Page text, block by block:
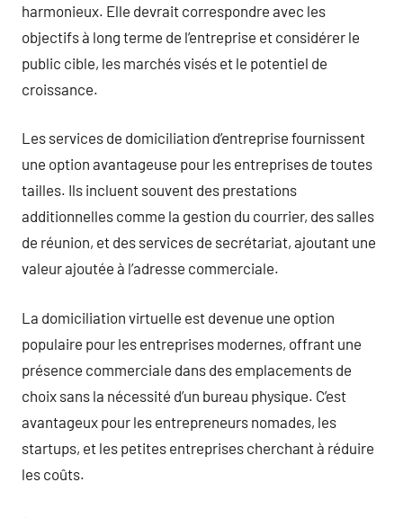
harmonieux. Elle devrait correspondre avec les
objectifs à long terme de l’entreprise et considérer le
public cible, les marchés visés et le potentiel de
croissance.
Les services de domiciliation d’entreprise fournissent
une option avantageuse pour les entreprises de toutes
tailles. Ils incluent souvent des prestations
additionnelles comme la gestion du courrier, des salles
de réunion, et des services de secrétariat, ajoutant une
valeur ajoutée à l’adresse commerciale.
La domiciliation virtuelle est devenue une option
populaire pour les entreprises modernes, offrant une
présence commerciale dans des emplacements de
choix sans la nécessité d’un bureau physique. C’est
avantageux pour les entrepreneurs nomades, les
startups, et les petites entreprises cherchant à réduire
les coûts.